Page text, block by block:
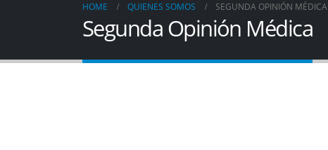
HOME QUIENES SOMOS SEGUNDA OPINIÓN MÉDICA
Segunda Opinión Médica